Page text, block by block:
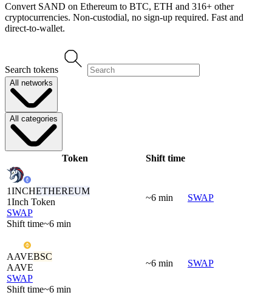
Convert SAND on Ethereum to BTC, ETH and 316+ other
cryptocurrencies. Non-custodial, no sign-up required. Fast and
direct-to-wallet.
Search tokens
All networks
All categories
Token Shift time
1INCHETHEREUM
1Inch Token
SWAP
Shift time~6 min
~6 min SWAP
AAVEBSC
AAVE
SWAP
Shift time~6 min
~6 min SWAP